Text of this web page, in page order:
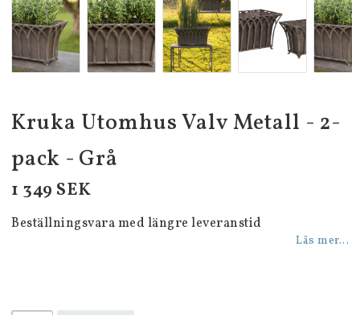
Kruka Utomhus Valv Metall - 2-
pack - Grå
1 349 SEK
Beställningsvara med längre leveranstid
Läs mer...